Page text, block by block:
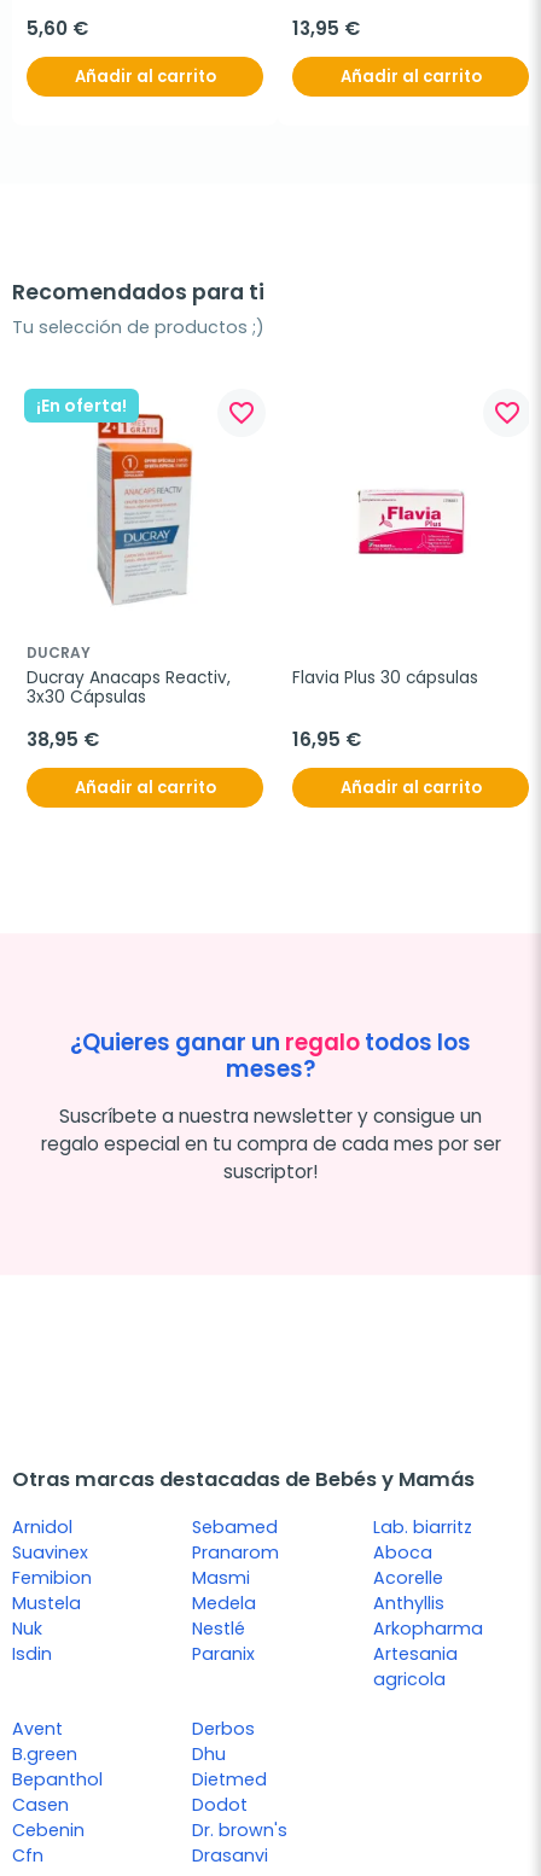
5,60 €
Añadir al carrito
13,95 €
Añadir al carrito
Recomendados para ti
Tu selección de productos ;)
¡En oferta! favorite_border
DUCRAY
Ducray Anacaps Reactiv,
3x30 Cápsulas
38,95 €
Añadir al carrito
favorite_border
Flavia Plus 30 cápsulas
16,95 €
Añadir al carrito
¿Quieres ganar un regalotodos los
meses?
Suscríbete a nuestra newsletter y consigue un
regalo especial en tu compra de cada mes por ser
suscriptor!
Otras marcas destacadas de Bebés y Mamás
Arnidol
Suavinex
Femibion
Mustela
Nuk
Isdin
Sebamed
Pranarom
Masmi
Medela
Nestlé
Paranix
Lab. biarritz
Aboca
Acorelle
Anthyllis
Arkopharma
Artesania
agricola
Avent
B.green
Bepanthol
Casen
Cebenin
Cfn
Derbos
Dhu
Dietmed
Dodot
Dr. brown's
Drasanvi